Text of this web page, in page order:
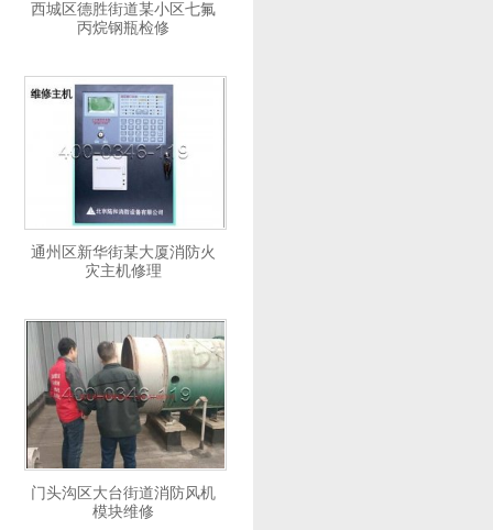
西城区德胜街道某小区七氟
丙烷钢瓶检修
通州区新华街某大厦消防火
灾主机修理
门头沟区大台街道消防风机
模块维修